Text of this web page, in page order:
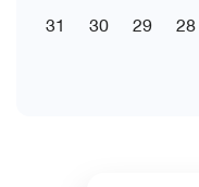
28
29
30
31